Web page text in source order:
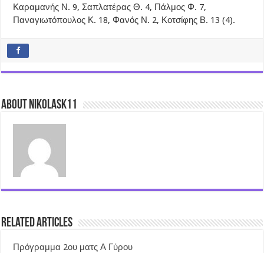
Καραμανής Ν. 9, Σαπλατέρας Θ. 4, Πάλμος Φ. 7,
Παναγιωτόπουλος Κ. 18, Φανός Ν. 2, Κοτσίφης Β. 13 (4).
About nikolask11
Related Articles
Πρόγραμμα 2ου ματς Α Γύρου